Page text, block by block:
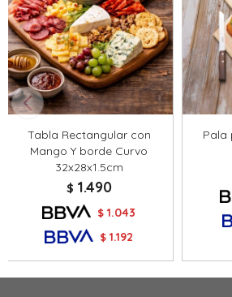
Tabla Rectangular con
Mango Y borde Curvo
32x28x1.5cm
$ 1.490
$ 1.043
$ 1.192
Pala